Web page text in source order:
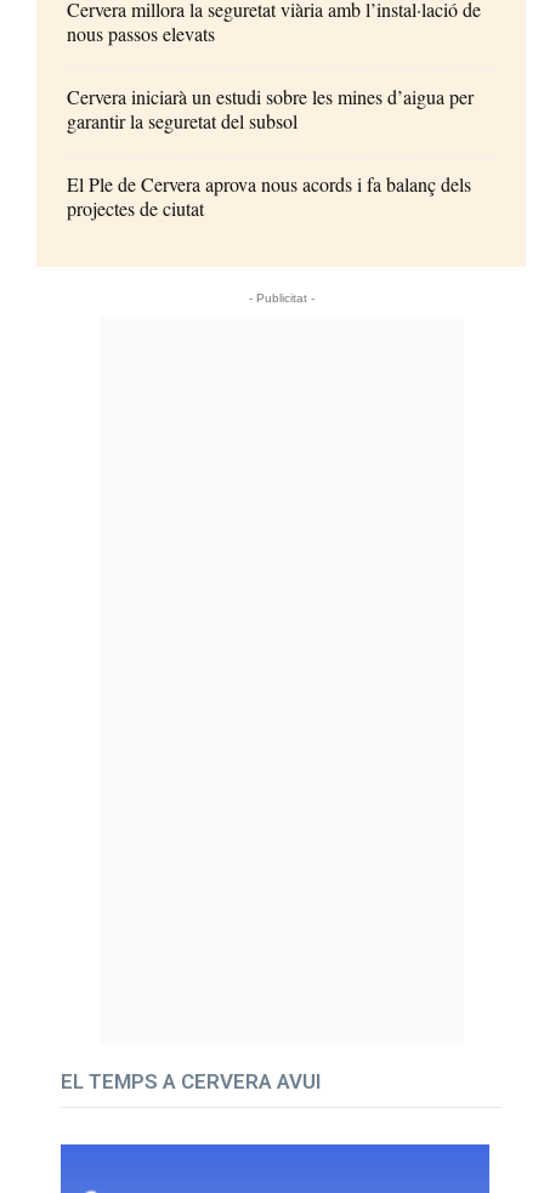
Cervera millora la seguretat viària amb l’instal·lació de
nous passos elevats
Cervera iniciarà un estudi sobre les mines d’aigua per
garantir la seguretat del subsol
El Ple de Cervera aprova nous acords i fa balanç dels
projectes de ciutat
- Publicitat -
EL TEMPS A CERVERA AVUI